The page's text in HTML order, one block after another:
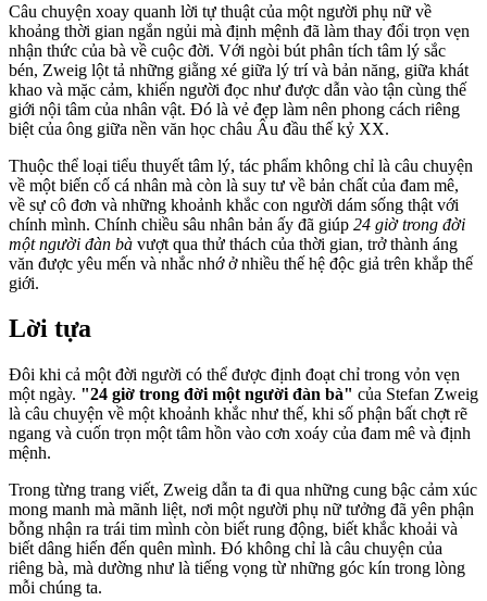
Câu chuyện xoay quanh lời tự thuật của một người phụ nữ về
khoảng thời gian ngắn ngủi mà định mệnh đã làm thay đổi trọn vẹn
nhận thức của bà về cuộc đời. Với ngòi bút phân tích tâm lý sắc
bén, Zweig lột tả những giằng xé giữa lý trí và bản năng, giữa khát
khao và mặc cảm, khiến người đọc như được dẫn vào tận cùng thế
giới nội tâm của nhân vật. Đó là vẻ đẹp làm nên phong cách riêng
biệt của ông giữa nền văn học châu Âu đầu thế kỷ XX.
Thuộc thể loại tiểu thuyết tâm lý, tác phẩm không chỉ là câu chuyện
về một biến cố cá nhân mà còn là suy tư về bản chất của đam mê,
về sự cô đơn và những khoảnh khắc con người dám sống thật với
chính mình. Chính chiều sâu nhân bản ấy đã giúp 24 giờ trong đời
một người đàn bà vượt qua thử thách của thời gian, trở thành áng
văn được yêu mến và nhắc nhớ ở nhiều thế hệ độc giả trên khắp thế
giới.
Lời tựa
Đôi khi cả một đời người có thể được định đoạt chỉ trong vỏn vẹn
một ngày. "24 giờ trong đời một người đàn bà" của Stefan Zweig
là câu chuyện về một khoảnh khắc như thế, khi số phận bất chợt rẽ
ngang và cuốn trọn một tâm hồn vào cơn xoáy của đam mê và định
mệnh.
Trong từng trang viết, Zweig dẫn ta đi qua những cung bậc cảm xúc
mong manh mà mãnh liệt, nơi một người phụ nữ tưởng đã yên phận
bỗng nhận ra trái tim mình còn biết rung động, biết khắc khoải và
biết dâng hiến đến quên mình. Đó không chỉ là câu chuyện của
riêng bà, mà dường như là tiếng vọng từ những góc kín trong lòng
mỗi chúng ta.